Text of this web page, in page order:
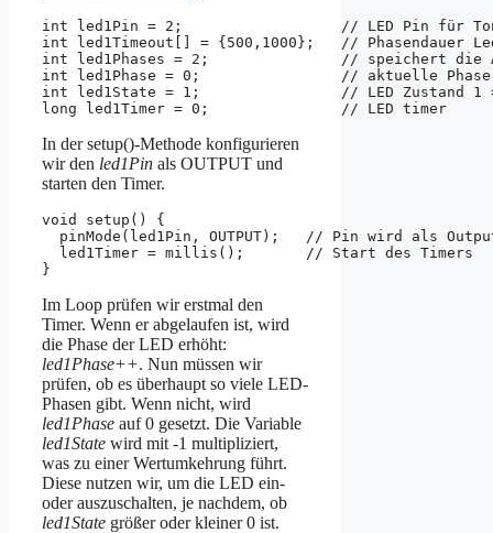
int led1Pin = 2;                  // LED Pin für
int led1Timeout[] = {500,1000};   // Phasendauer
int led1Phases = 2;               // speichert die
int led1Phase = 0;                // aktuelle Phase
int led1State = 1;                // LED Zustand 1
long led1Timer = 0;               // LED timer
In der setup()-Methode konfigurieren
wir den led1Pin als OUTPUT und
starten den Timer.
void setup() {
pinMode(led1Pin, OUTPUT);   // Pin wird als
  led1Timer = millis();       // Start des Timers
}
Im Loop prüfen wir erstmal den
Timer. Wenn er abgelaufen ist, wird
die Phase der LED erhöht:
led1Phase++. Nun müssen wir
prüfen, ob es überhaupt so viele LED-
Phasen gibt. Wenn nicht, wird
led1Phase auf 0 gesetzt. Die Variable
led1State wird mit -1 multipliziert,
was zu einer Wertumkehrung führt.
Diese nutzen wir, um die LED ein-
oder auszuschalten, je nachdem, ob
led1State größer oder kleiner 0 ist.